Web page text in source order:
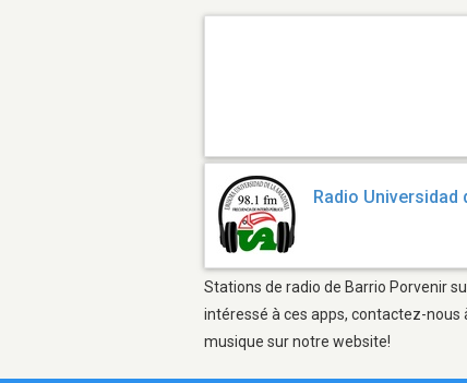
Radio Universidad
Stations de radio de Barrio Porvenir
intéressé à ces apps, contactez-nous
musique sur notre website!